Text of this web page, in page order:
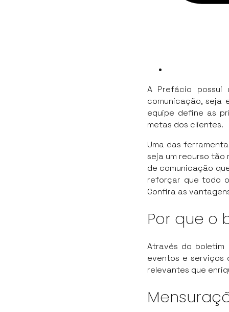
A Prefácio possui
comunicação, seja
equipe define as
metas dos clientes.
Uma das
seja um recurso
de comunicação
reforçar que todo
Confira as
Por que o
Através do boletim
eventos e serviços
relevantes que